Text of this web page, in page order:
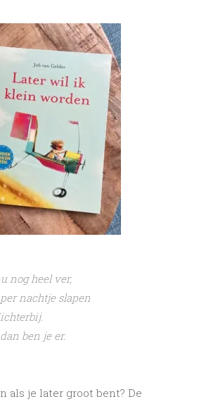
nog heel ver,
nachtje slapen
ben je er.
als je later groot bent? De